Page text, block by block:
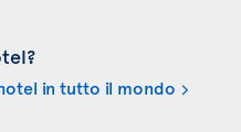
in tutto il mondo